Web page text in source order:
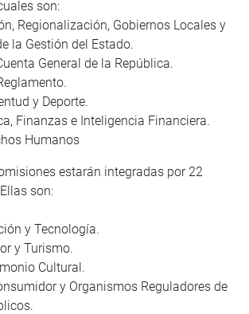
son:
Regionalización, Gobiernos Locales y
la Gestión del Estado.
General de la República.
y Deporte.
Finanzas e Inteligencia Financiera.
Humanos
estarán integradas por 22
son:
y Tecnología.
y Turismo.
Cultural.
y Organismos Reguladores de